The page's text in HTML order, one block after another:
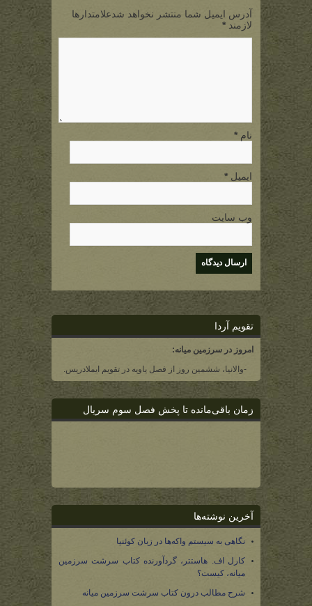
آدرس ایمیل شما منتشر نخواهد شدعلامتدارها
لازمند *
نام *
ایمیل *
وب سایت
تقویم آردا
امروز در سرزمین میانه:
-والانیا، ششمین روز از فصل یاویه در تقویم ایملادریس.
زمان باقی‌مانده تا پخش فصل سوم سریال
آخرین نوشته‌ها
نگاهی به سیستم واکه‌ها در زبان کوئنیا
کارل اف. هاستتر، گردآورنده کتاب سرشت سرزمین
میانه، کیست؟
شرح مطالب درون کتاب سرشت سرزمین میانه